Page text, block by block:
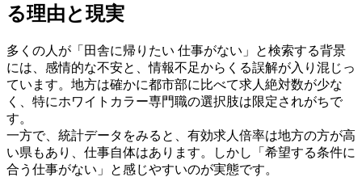
る理由と現実
多くの人が「田舎に帰りたい 仕事がない」と検索する背景
には、感情的な不安と、情報不足からくる誤解が入り混じっ
ています。地方は確かに都市部に比べて求人絶対数が少な
く、特にホワイトカラー専門職の選択肢は限定されがちで
す。
一方で、統計データをみると、有効求人倍率は地方の方が高
い県もあり、仕事自体はあります。しかし「希望する条件に
合う仕事がない」と感じやすいのが実態です。